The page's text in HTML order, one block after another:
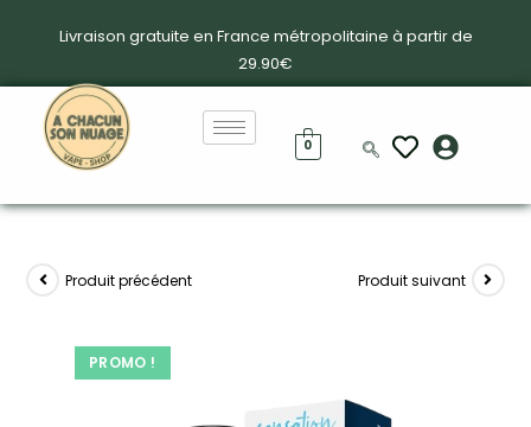
Livraison gratuite en France métropolitaine à partir de
29.90€
0
PROMO !
Produit précédent Produit suivant